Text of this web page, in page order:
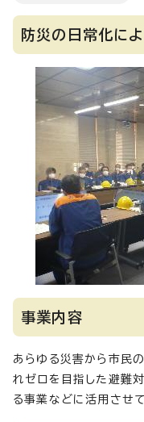
防災の日常化に
事業内容
あらゆる災害から市民
れゼロを目指した避難
る事業などに活用させ